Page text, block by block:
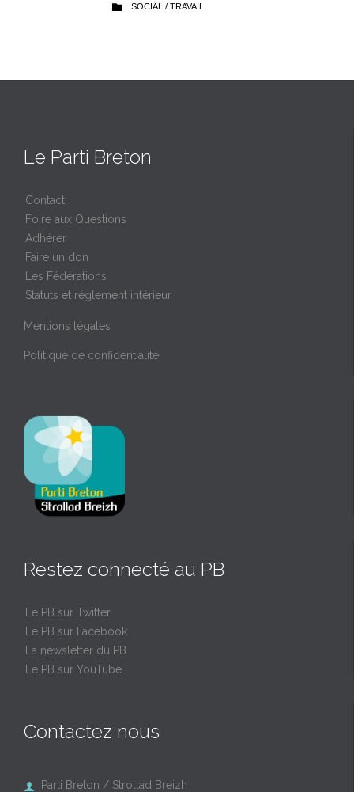
 CATEGORY
SOCIAL / TRAVAIL
Le Parti Breton
Contact
Foire aux Questions
Adhérer
Faire un don
Les Fédérations
Statuts et réglement intérieur
Mentions légales
Politique de confidentialité
Restez connecté au PB
Le PB sur Twitter
Le PB sur Facebook
La newsletter du PB
Le PB sur YouTube
Contactez nous
 Parti Breton / Strollad Breizh